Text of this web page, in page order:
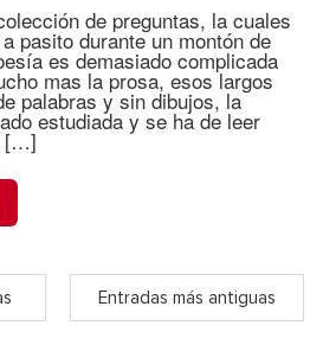
de preguntas, la cuales
pasito durante un montón de
es demasiado complicada
mas la prosa, esos largos
palabras y sin dibujos, la
estudiada y se ha de leer
[…]
Entradas más antiguas